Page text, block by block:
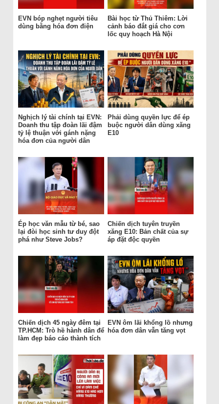
EVN bóp nghẹt người tiêu
dùng bằng hóa đơn điện
Bài học từ Thủ Thiêm: Lời
cảnh báo đắt giá cho cơn
lốc quy hoạch Hà Nội
Nghịch lý tài chính tại EVN:
Doanh thu tập đoàn lãi đậm
tỷ lệ thuận với gánh nặng
hóa đơn của người dân
Phải dùng quyền lực để ép
buộc người dân dùng xăng
E10
Ép học văn mẫu từ bé, sao
lại đòi học sinh tư duy đột
phá như Steve Jobs?
Chiến dịch tuyên truyền
xăng E10: Bản chất của sự
áp đặt độc quyền
Chiến dịch 45 ngày đêm tại
TP.HCM: Trò hề hành dân để
làm đẹp báo cáo thành tích
EVN ôm lãi khổng lồ nhưng
hóa đơn dân vẫn tăng vọt